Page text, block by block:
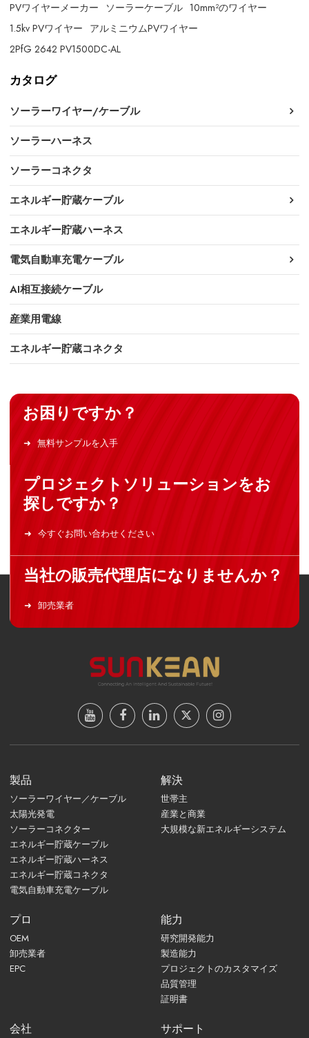
PVワイヤーメーカー ソーラーケーブル 10mm²のワイヤー
1.5kv PVワイヤー アルミニウムPVワイヤー
2PfG 2642 PV1500DC-AL
カタログ
ソーラーワイヤー/ケーブル
ソーラーハーネス
ソーラーコネクタ
エネルギー貯蔵ケーブル
エネルギー貯蔵ハーネス
電気自動車充電ケーブル
AI相互接続ケーブル
産業用電線
エネルギー貯蔵コネクタ
お困りですか？
無料サンプルを入手
プロジェクトソリューションをお
探しですか？
今すぐお問い合わせください
当社の販売代理店になりませんか？
卸売業者
製品
ソーラーワイヤー／ケーブル
太陽光発電
ソーラーコネクター
エネルギー貯蔵ケーブル
エネルギー貯蔵ハーネス
エネルギー貯蔵コネクタ
電気自動車充電ケーブル
解決
世帯主
産業と商業
大規模な新エネルギーシステム
プロ
OEM
卸売業者
EPC
能力
研究開発能力
製造能力
プロジェクトのカスタマイズ
品質管理
証明書
会社 サポート